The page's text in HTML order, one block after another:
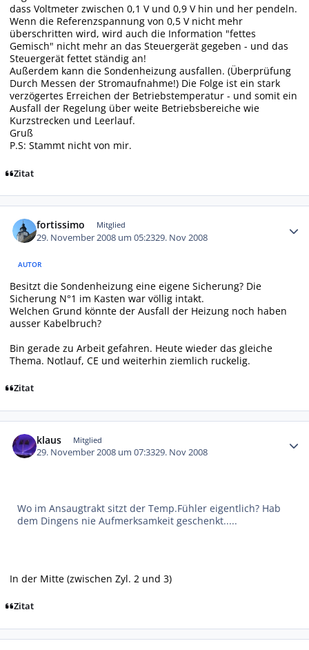
dass Voltmeter zwischen 0,1 V und 0,9 V hin und her pendeln.
Wenn die Referenzspannung von 0,5 V nicht mehr
überschritten wird, wird auch die Information "fettes
Gemisch" nicht mehr an das Steuergerät gegeben - und das
Steuergerät fettet ständig an!
Außerdem kann die Sondenheizung ausfallen. (Überprüfung
Durch Messen der Stromaufnahme!) Die Folge ist ein stark
verzögertes Erreichen der Betriebstemperatur - und somit ein
Ausfall der Regelung über weite Betriebsbereiche wie
Kurzstrecken und Leerlauf.
Gruß
P.S: Stammt nicht von mir.
Zitat
fortissimo Mitglied
29. November 2008 um 05:2329. Nov 2008
AUTOR
Besitzt die Sondenheizung eine eigene Sicherung? Die
Sicherung N°1 im Kasten war völlig intakt.
Welchen Grund könnte der Ausfall der Heizung noch haben
ausser Kabelbruch?
Bin gerade zu Arbeit gefahren. Heute wieder das gleiche
Thema. Notlauf, CE und weiterhin ziemlich ruckelig.
Zitat
klaus Mitglied
29. November 2008 um 07:3329. Nov 2008
Wo im Ansaugtrakt sitzt der Temp.Fühler eigentlich? Hab
dem Dingens nie Aufmerksamkeit geschenkt.....
In der Mitte (zwischen Zyl. 2 und 3)
Zitat